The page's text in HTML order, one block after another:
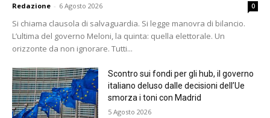
Redazione - 6 Agosto 2026 0
Si chiama clausola di salvaguardia. Si legge manovra di bilancio.
L’ultima del governo Meloni, la quinta: quella elettorale. Un
orizzonte da non ignorare. Tutti...
Scontro sui fondi per gli hub, il governo
italiano deluso dalle decisioni dell’Ue
smorza i toni con Madrid
5 Agosto 2026